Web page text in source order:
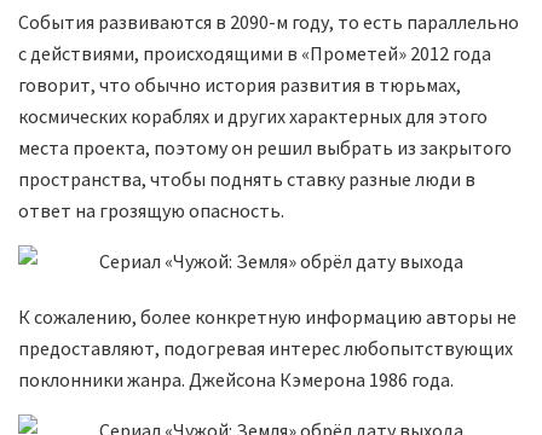
События развиваются в 2090-м году, то есть параллельно
с действиями, происходящими в «Прометей» 2012 года
говорит, что обычно история развития в тюрьмах,
космических кораблях и других характерных для этого
места проекта, поэтому он решил выбрать из закрытого
пространства, чтобы поднять ставку разные люди в
ответ на грозящую опасность.
К сожалению, более конкретную информацию авторы не
предоставляют, подогревая интерес любопытствующих
поклонники жанра. Джейсона Кэмерона 1986 года.